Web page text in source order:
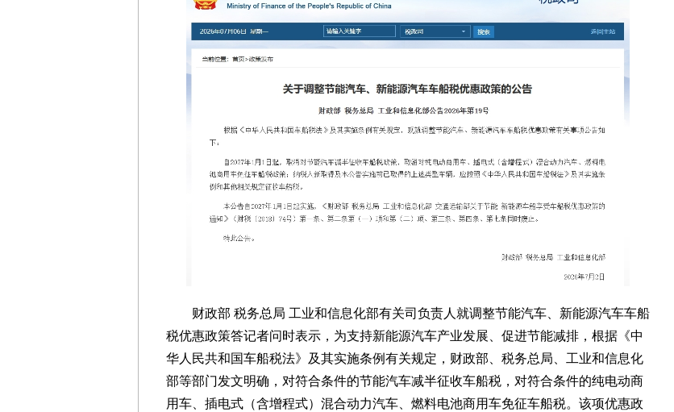
财政部 税务总局 工业和信息化部有关司负责人就调整节能汽车、新能源汽车车船
税优惠政策答记者问时表示，为支持新能源汽车产业发展、促进节能减排，根据《中
华人民共和国车船税法》及其实施条例有关规定，财政部、税务总局、工业和信息化
部等部门发文明确，对符合条件的节能汽车减半征收车船税，对符合条件的纯电动商
用车、插电式（含增程式）混合动力汽车、燃料电池商用车免征车船税。该项优惠政